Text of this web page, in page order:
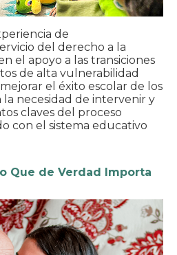
de
del derecho a la
el apoyo a las transiciones
de alta vulnerabilidad
el éxito escolar de los
la necesidad de intervenir y
claves del proceso
con el sistema educativo
Que de Verdad Importa